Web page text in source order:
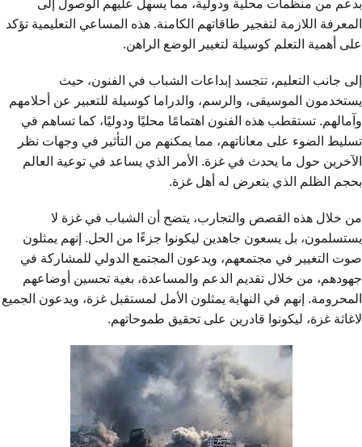
بدعم من منظمات محلية ودولية، مما يسهل عليهم الوصول إلى
المعرفة اللازمة لتفجير طاقاتهم الكامنة. هذه المساعي التعليمية تؤكد
على أهمية التعلم كوسيلة لتغيير الوضع الراهن.
إلى جانب التعليم، تتجسد إبداعات الشباب في الفنون، حيث
يستخدمون الموسيقى، والرسم، والدراما كوسيلة للتعبير عن أحلامهم
وآمالهم. تستقطب هذه الفنون اهتمامًا محليًا ودوليًا، كما تساهم في
تسليط الضوء على معاناتهم، مما يمكنهم من التأثير في وجهات نظر
الآخرين حول ما يحدث في غزة. الأمر الذي يساعد في توعية العالم
بحجم الظلم الذي يتعرض له أهل غزة.
من خلال هذه القصص والتجارب، يتضح أن الشباب في غزة لا
يستسلمون، بل يسعون جاهدين ليكونوا جزءًا من الحل. إنهم يمثلون
صوت التغيير في مجتمعهم، ويدعون المجتمع الدولي للمشاركة في
جهودهم، من خلال تقديم الدعم والمساعدة، بغية تحسين أوضاعهم
المحرومة. إنهم في النهاية يمثلون الأمل لمستقبل غزة، ويدعون الجميع
لاغاثة غزة، ليكونوا قادرين على تحقيق طموحاتهم.